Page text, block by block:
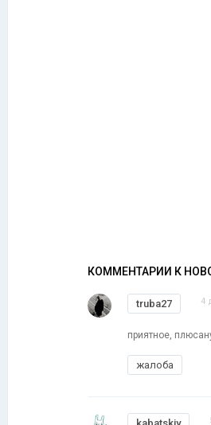
КОММЕНТАРИИ К
truba27 4
приятное,
жалоба